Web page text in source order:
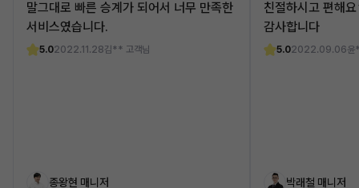
말그대로 빠른 승계가 되어서 너무 만족한
서비스였습니다.
5.02022.11.28김** 고객님
종왕현 매니저
친절하시고 편해
감사합니다
5.02022.09.06윤
박래철 매니저